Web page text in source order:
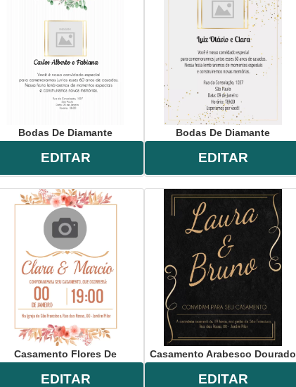
Bodas De Diamante
EDITAR
Bodas De Diamante
EDITAR
Casamento Flores De
EDITAR
Casamento Arabesco Dourado
EDITAR